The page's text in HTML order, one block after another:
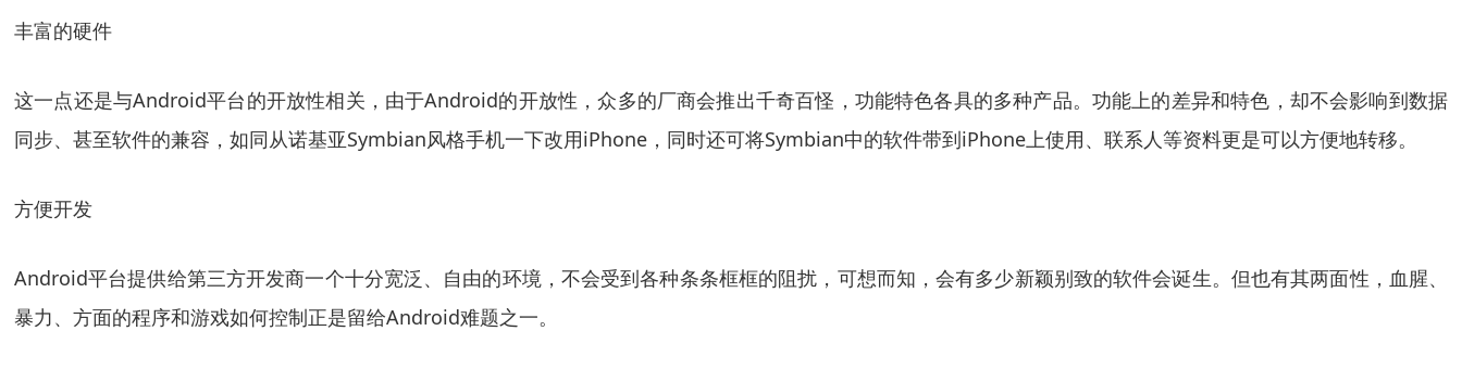
丰富的硬件
这一点还是与Android平台的开放性相关，由于Android的开放性，众多的厂商会推出千奇百怪，功能特色各具的多种产品。功能上的差异和特色，却不会影响到数据
同步、甚至软件的兼容，如同从诺基亚Symbian风格手机一下改用iPhone，同时还可将Symbian中的软件带到iPhone上使用、联系人等资料更是可以方便地转移。
方便开发
Android平台提供给第三方开发商一个十分宽泛、自由的环境，不会受到各种条条框框的阻扰，可想而知，会有多少新颖别致的软件会诞生。但也有其两面性，血腥、
暴力、方面的程序和游戏如何控制正是留给Android难题之一。